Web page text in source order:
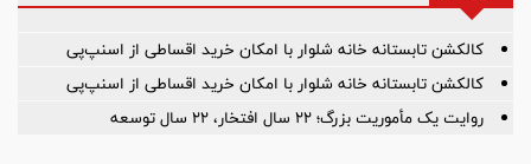
کالکشن تابستانه خانه شلوار با امکان خرید اقساطی از اسنپ‌پی
کالکشن تابستانه خانه شلوار با امکان خرید اقساطی از اسنپ‌پی
روایت یک مأموریت بزرگ؛ ۲۲ سال افتخار، ۲۲ سال توسعه